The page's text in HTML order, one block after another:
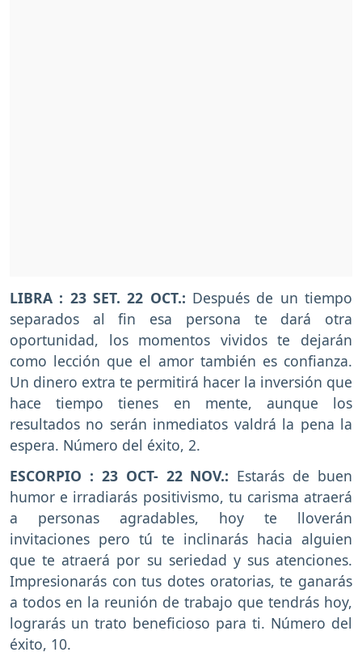
LIBRA : 23 SET. 22 OCT.: Después de un tiempo
separados al fin esa persona te dará otra
oportunidad, los momentos vividos te dejarán
como lección que el amor también es confianza.
Un dinero extra te permitirá hacer la inversión que
hace tiempo tienes en mente, aunque los
resultados no serán inmediatos valdrá la pena la
espera. Número del éxito, 2.
ESCORPIO : 23 OCT- 22 NOV.: Estarás de buen
humor e irradiarás positivismo, tu carisma atraerá
a personas agradables, hoy te lloverán
invitaciones pero tú te inclinarás hacia alguien
que te atraerá por su seriedad y sus atenciones.
Impresionarás con tus dotes oratorias, te ganarás
a todos en la reunión de trabajo que tendrás hoy,
lograrás un trato beneficioso para ti. Número del
éxito, 10.